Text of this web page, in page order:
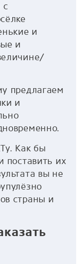
с
и
и
предлагаем
и
Как бы
поставить их
вы не
страны и